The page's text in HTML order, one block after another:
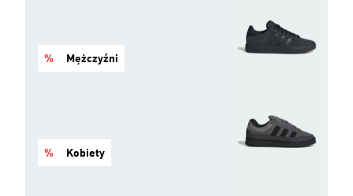
% Mężczyźni
% Kobiety